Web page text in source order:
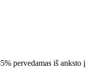
pervedamas iš anksto į